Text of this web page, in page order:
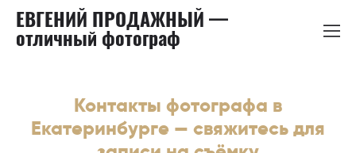
ЕВГЕНИЙ ПРОДАЖНЫЙ —
отличный фотограф
Контакты фотографа в
Екатеринбурге — свяжитесь для